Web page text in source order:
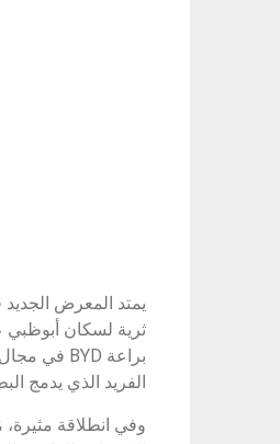
الفريد الذي يدمج